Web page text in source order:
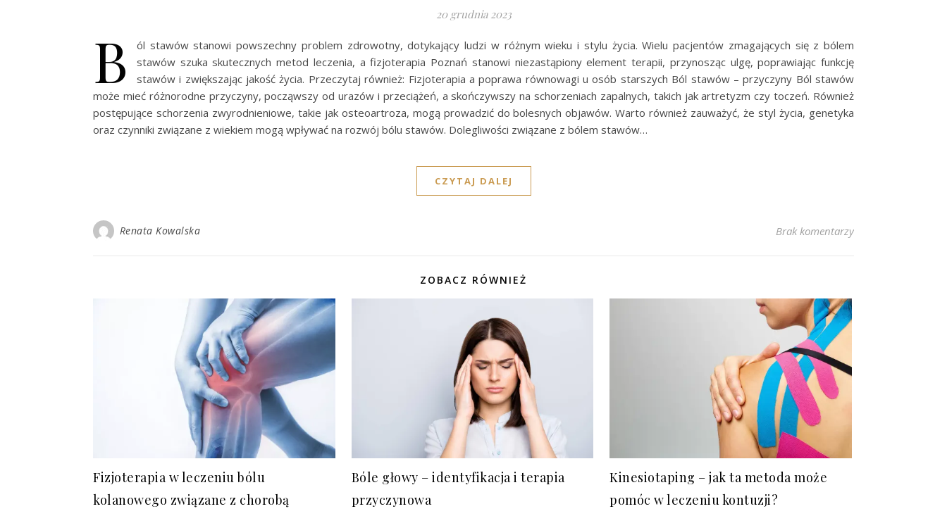
20 grudnia 2023
B
ól stawów stanowi powszechny problem zdrowotny, dotykający ludzi w różnym wieku i stylu życia. Wielu pacjentów zmagających się z bólem
stawów szuka skutecznych metod leczenia, a fizjoterapia Poznań stanowi niezastąpiony element terapii, przynosząc ulgę, poprawiając funkcję
stawów i zwiększając jakość życia. Przeczytaj również: Fizjoterapia a poprawa równowagi u osób starszych Ból stawów – przyczyny Ból stawów
może mieć różnorodne przyczyny, począwszy od urazów i przeciążeń, a skończywszy na schorzeniach zapalnych, takich jak artretyzm czy toczeń. Również
postępujące schorzenia zwyrodnieniowe, takie jak osteoartroza, mogą prowadzić do bolesnych objawów. Warto również zauważyć, że styl życia, genetyka
oraz czynniki związane z wiekiem mogą wpływać na rozwój bólu stawów. Dolegliwości związane z bólem stawów…
CZYTAJ DALEJ
Renata Kowalska Brak komentarzy
ZOBACZ RÓWNIEŻ
Fizjoterapia w leczeniu bólu
kolanowego związane z chorobą
Bóle głowy – identyfikacja i terapia
przyczynowa
Kinesiotaping – jak ta metoda może
pomóc w leczeniu kontuzji?